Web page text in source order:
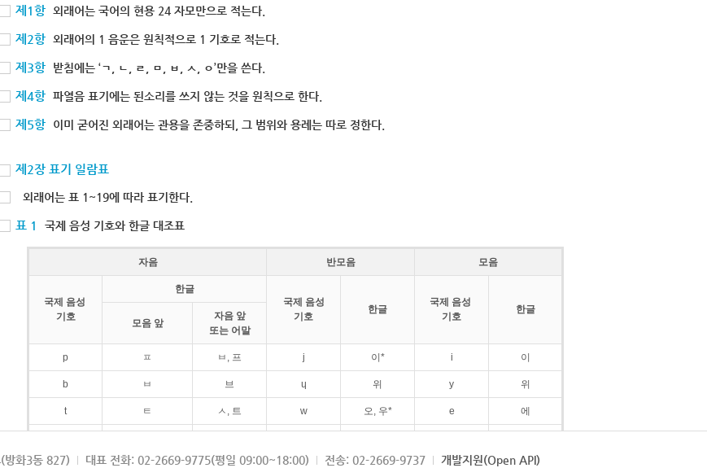
제1항 외래어는 국어의 현용 24 자모만으로 적는다.
제2항 외래어의 1 음운은 원칙적으로 1 기호로 적는다.
제3항 받침에는 ‘ㄱ, ㄴ, ㄹ, ㅁ, ㅂ, ㅅ, ㅇ’만을 쓴다.
제4항 파열음 표기에는 된소리를 쓰지 않는 것을 원칙으로 한다.
제5항 이미 굳어진 외래어는 관용을 존중하되, 그 범위와 용례는 따로 정한다.
제2장 표기 일람표
외래어는 표 1~19에 따라 표기한다.
표 1 국제 음성 기호와 한글 대조표
자음 반모음 모음
국제 음성
기호
한글
국제 음성
기호
한글
국제 음성
기호
한글
모음 앞
자음 앞
또는 어말
p ㅍ ㅂ, 프 j 이* i 이
b ㅂ 브 ɥ 위 y 위
t ㅌ ㅅ, 트 w 오, 우* e 에
k ㅋ ㄱ, 크 ɛ 에
방화3동 827) 대표 전화: 02-2669-9775(평일 09:00~18:00) 전송: 02-2669-9737 개발지원(Open API)